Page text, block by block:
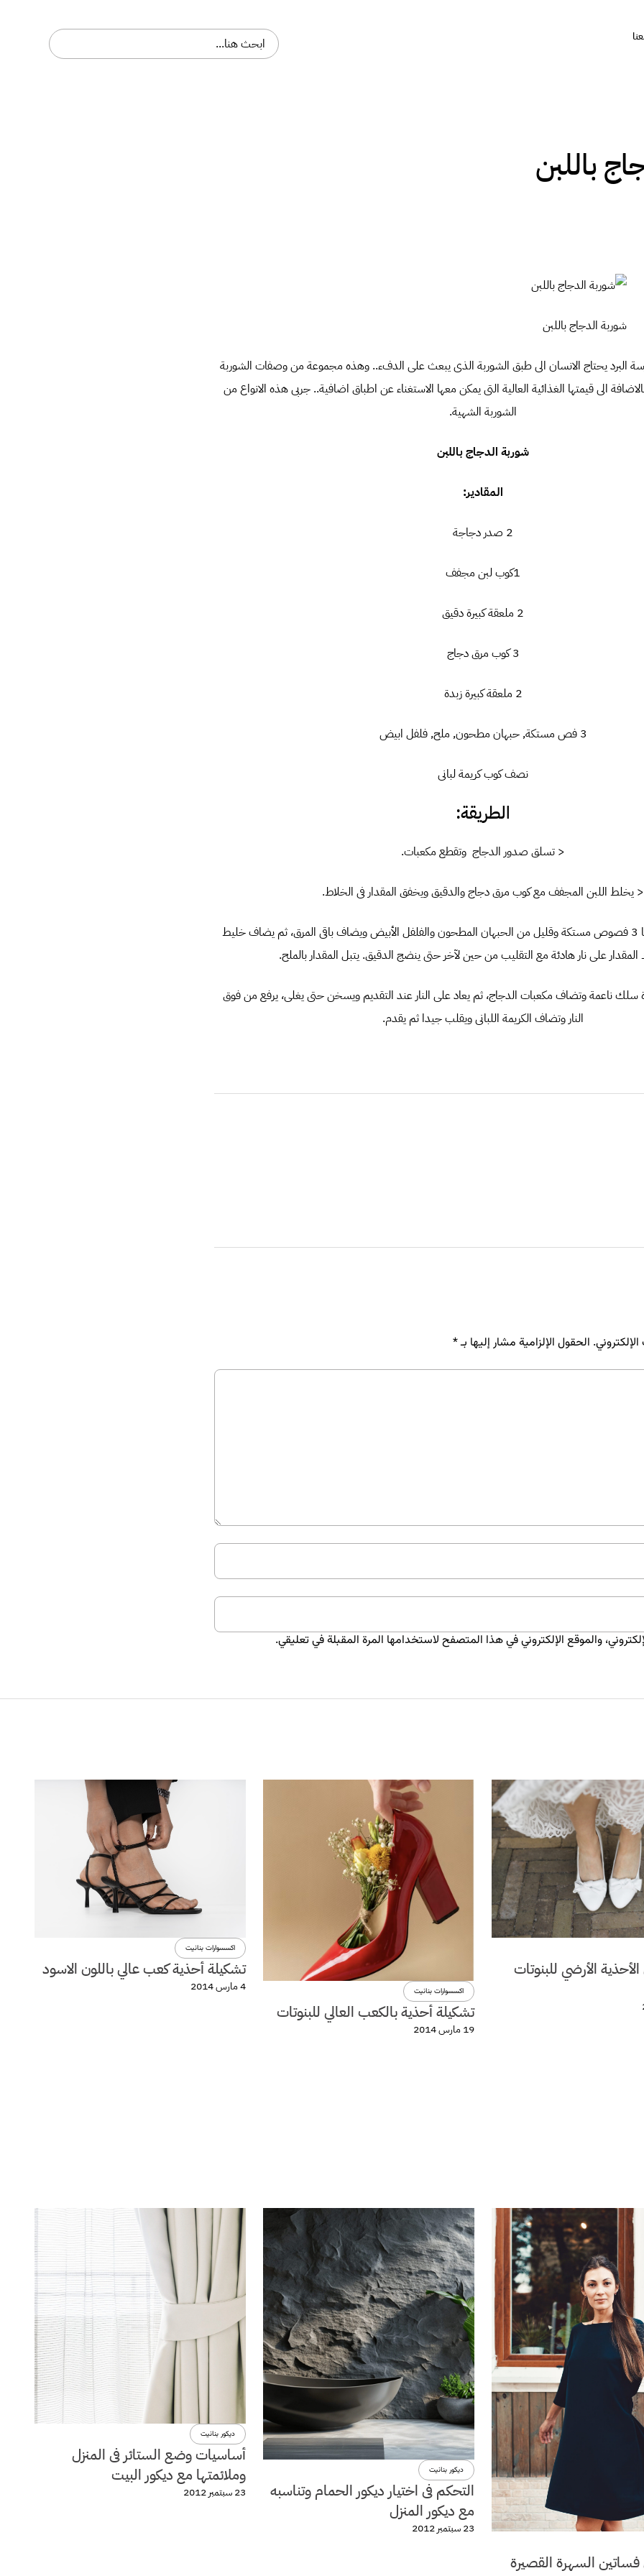
باللبن
شوربة الدجاج باللبن
البرد يحتاج الانسان الى طبق الشوربة الذى يبعث على الدفء.. وهذه مجموعة من وصفات الشوربة
الى قيمتها الغذائية العالية التى يمكن معها الاستغناء عن اطباق اضافية.. جربى هذه الانواع من
الشوربة الشهية.
شوربة الدجاج باللبن
المقادير:
2 صدر دجاجة
1كوب لبن مجفف
2 ملعقة كبيرة دقيق
3 كوب مرق دجاج
2 ملعقة كبيرة زبدة
3 فص مستكة, حبهان مطحون, ملح, فلفل ابيض
نصف كوب كريمة لبانى
الطريقة:
< تسلق صدور الدجاج وتقطع مكعبات.
< يخلط اللبن المجفف مع كوب مرق دجاج والدقيق ويخفق المقدار فى الخلاط.
< تسيح الزبد ويحمر فيها 3 فصوص مستكة وقليل من الحبهان المطحون والفلفل الأبيض ويضاف باقى المرق، ثم يضاف خليط
المقدار على نار هادئة مع التقليب من حين لآخر حتى ينضج الدقيق. يتبل المقدار بالملح.
سلك ناعمة وتضاف مكعبات الدجاج، ثم يعاد على النار عند التقديم ويسخن حتى يغلى، يرفع من فوق
النار وتضاف الكريمة اللبانى ويقلب جيدا ثم يقدم.
الحقول الإلزامية مشار إليها بـ*
والموقع الإلكتروني في هذا المتصفح لاستخدامها المرة المقبلة في تعليقي.
الأرضي للبنوتات
اكسسوارات بنانيت
تشكيلة أحذية بالكعب العالي للبنوتات
19 مارس 2014
اكسسوارات بنانيت
تشكيلة أحذية كعب عالي باللون الاسود
4 مارس 2014
السهرة القصيرة
ديكور بنانيت
التحكم فى اختيار ديكور الحمام وتناسبه
مع ديكور المنزل
23 سبتمبر 2012
ديكور بنانيت
أساسيات وضع الستائر فى المنزل
وملائمتها مع ديكور البيت
23 سبتمبر 2012